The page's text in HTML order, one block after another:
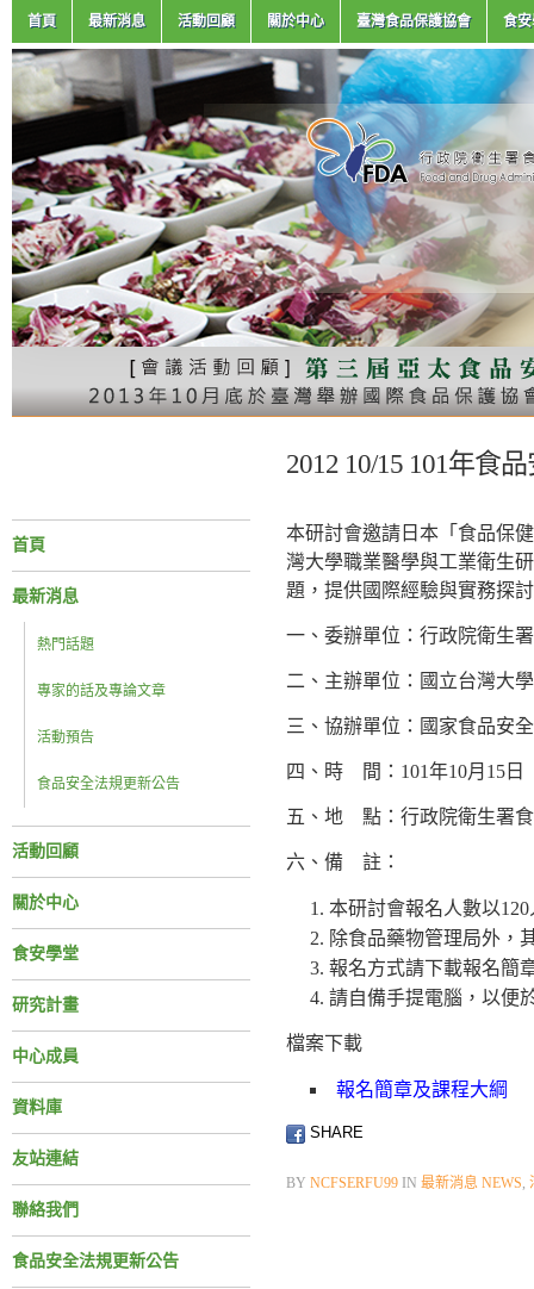
首頁 最新消息 活動回顧 關於中心 臺灣食品保護協會 食
2012 10/15 101年食
首頁
最新消息
熱門話題
專家的話及專論文章
活動預告
食品安全法規更新公告
活動回顧
關於中心
食安學堂
研究計畫
中心成員
資料庫
友站連結
聯絡我們
食品安全法規更新公告
本研討會邀請日本「食品保
灣大學職業醫學與工業衛生
題，提供國際經驗與實務探
一、委辦單位：行政院衛生
二、主辦單位：國立台灣大
三、協辦單位：國家食品安
四、時 間：101年10月15日
五、地 點：行政院衛生署食
六、備 註：
本研討會報名人數以
除食品藥物管理局外，
報名方式請下載報名簡
請自備手提電腦，以便
檔案下載
報名簡章及課程大綱
SHARE
BY NCFSERFU99 IN 最新消息 NEWS,